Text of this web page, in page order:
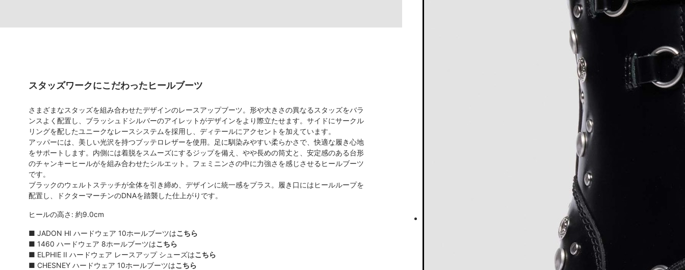
スタッズワークにこだわったヒールブーツ
さまざまなスタッズを組み合わせたデザインのレースアップブーツ。形や大きさの異なるスタッズをバラ
ンスよく配置し、ブラッシュドシルバーのアイレットがデザインをより際立たせます。サイドにサークル
リングを配したユニークなレースシステムを採用し、ディテールにアクセントを加えています。
アッパーには、美しい光沢を持つブッテロレザーを使用。足に馴染みやすい柔らかさで、快適な履き心地
をサポートします。内側には着脱をスムーズにするジップを備え、やや長めの筒丈と、安定感のある台形
のチャンキーヒールがを組み合わせたシルエット。フェミニンさの中に力強さを感じさせるヒールブーツ
です。
ブラックのウェルトステッチが全体を引き締め、デザインに統一感をプラス。履き口にはヒールループを
配置し、ドクターマーチンのDNAを踏襲した仕上がりです。
ヒールの高さ: 約9.0cm
■ JADON HI ハードウェア 10ホールブーツはこちら
■ 1460 ハードウェア 8ホールブーツはこちら
■ ELPHIE II ハードウェア レースアップ シューズはこちら
■ CHESNEY ハードウェア 10ホールブーツはこちら